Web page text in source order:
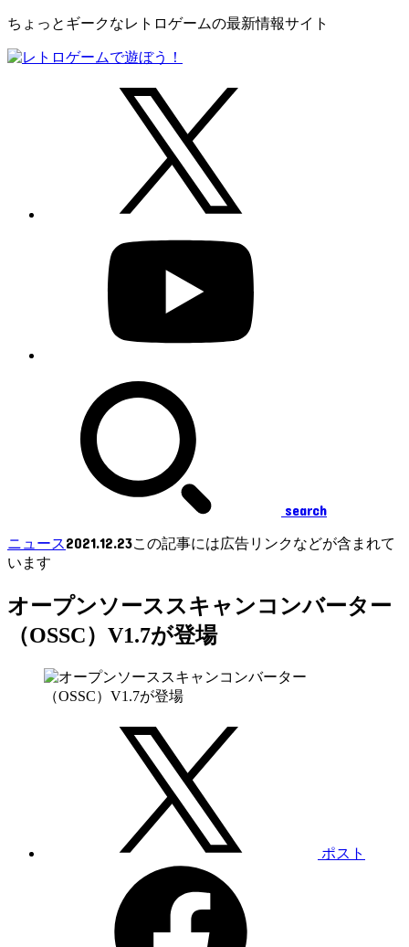
ちょっとギークなレトロゲームの最新情報サイト
search
ニュース2021.12.23この記事には広告リンクなどが含まれて
います
オープンソーススキャンコンバーター
（OSSC）V1.7が登場
ポスト